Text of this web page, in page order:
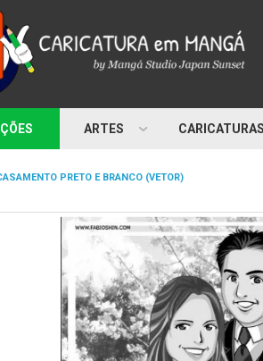
ARTES CARICATURAS
PRETO E BRANCO (VETOR)